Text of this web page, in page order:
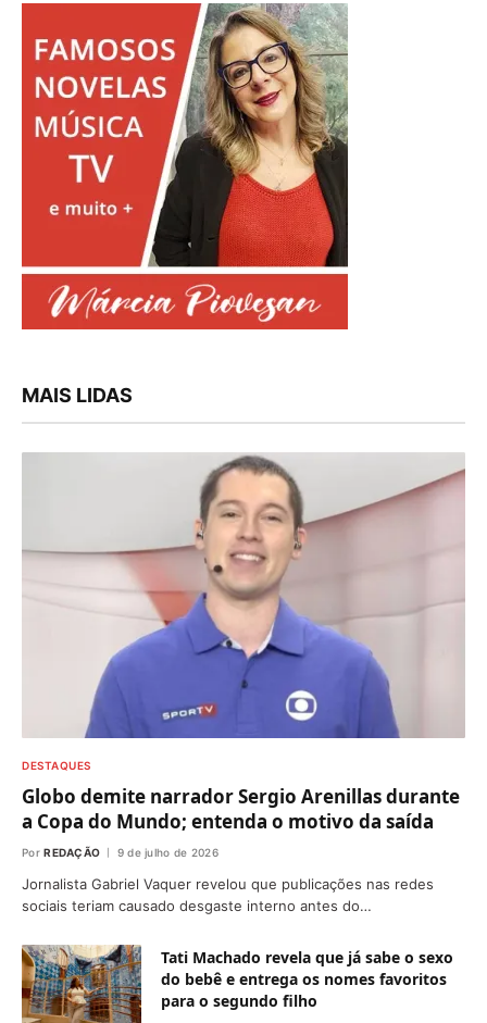
MAIS LIDAS
DESTAQUES
Globo demite narrador Sergio Arenillas durante
a Copa do Mundo; entenda o motivo da saída
Por REDAÇÃO 9 de julho de 2026
Jornalista Gabriel Vaquer revelou que publicações nas redes
sociais teriam causado desgaste interno antes do…
Tati Machado revela que já sabe o sexo
do bebê e entrega os nomes favoritos
para o segundo filho